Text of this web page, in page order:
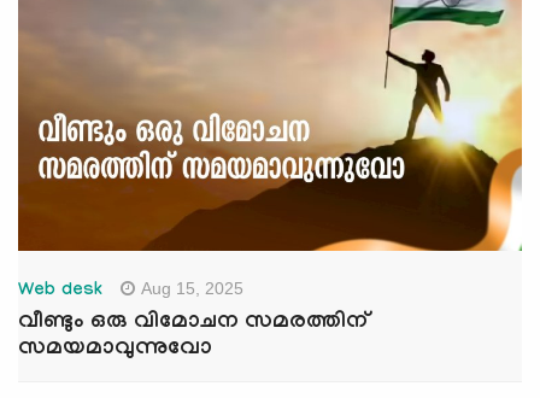
Web desk Aug 15, 2025
വീണ്ടും ഒരു വിമോചന സമരത്തിന്
സമയമാവുന്നുവോ